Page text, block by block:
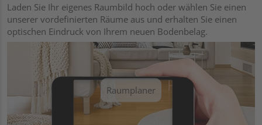
Laden Sie Ihr eigenes Raumbild hoch oder wählen Sie einen
unserer vordefinierten Räume aus und erhalten Sie einen
optischen Eindruck von Ihrem neuen Bodenbelag.
Raumplaner